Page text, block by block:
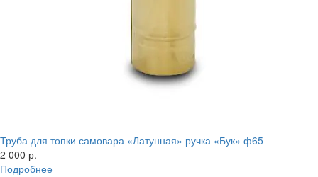
Труба для топки самовара «Латунная» ручка «Бук» ф65
2 000 р.
Подробнее